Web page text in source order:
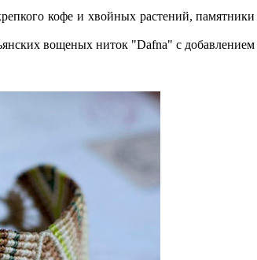
кофе и хвойных растений,
вощеных ниток "Dafna" c